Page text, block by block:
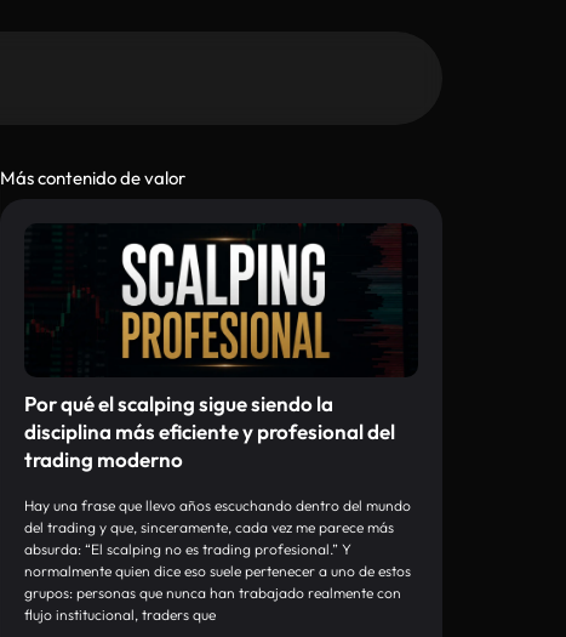
Más contenido de valor
Por qué el scalping sigue siendo la
disciplina más eficiente y profesional del
trading moderno
Hay una frase que llevo años escuchando dentro del mundo
del trading y que, sinceramente, cada vez me parece más
absurda: “El scalping no es trading profesional.” Y
normalmente quien dice eso suele pertenecer a uno de estos
grupos: personas que nunca han trabajado realmente con
flujo institucional, traders que